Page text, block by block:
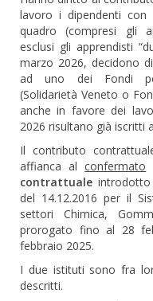
lavoro i dipendenti con
quadro (compresi gli
esclusi gli apprendisti
marzo 2026, decidono
ad uno dei Fondi
(Solidarietà Veneto o
anche in favore dei
2026 risultano già iscritti
Il contributo
affianca alconfermato
contrattuale
del 14.12.2016 per il
settori Chimica,
prorogato fino al 28
febbraio 2025.
I due istituti sono fra
descritti.